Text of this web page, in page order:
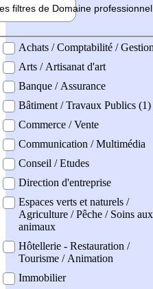
filtres de Domaine professionnel
professionel
Achats / Comptabilité / Gestion
Arts / Artisanat d'art
Banque / Assurance
Bâtiment / Travaux Publics (1)
Commerce / Vente
Communication / Multimédia
Conseil / Etudes
Direction d'entreprise
Espaces verts et naturels /
Agriculture / Pêche / Soins aux
animaux
Hôtellerie - Restauration /
Tourisme / Animation
Immobilier